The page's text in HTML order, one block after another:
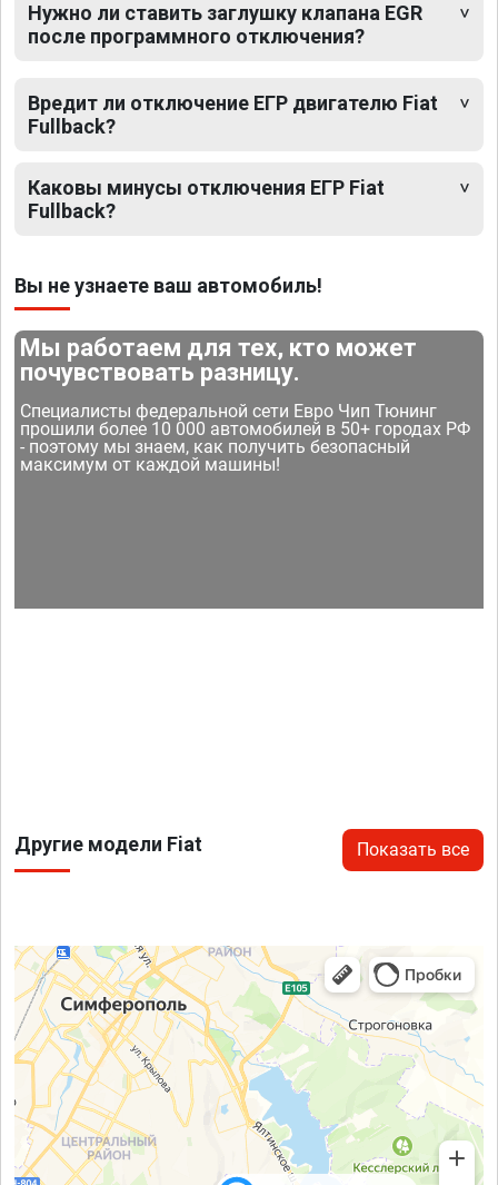
Нужно ли ставить заглушку клапана EGR
после программного отключения?
Вредит ли отключение ЕГР двигателю Fiat
Fullback?
Каковы минусы отключения ЕГР Fiat
Fullback?
Вы не узнаете ваш автомобиль!
Мы работаем для тех, кто может
почувствовать разницу.
Специалисты федеральной сети Евро Чип Тюнинг
прошили более 10 000 автомобилей в 50+ городах РФ
- поэтому мы знаем, как получить безопасный
максимум от каждой машины!
Другие модели Fiat Показать все